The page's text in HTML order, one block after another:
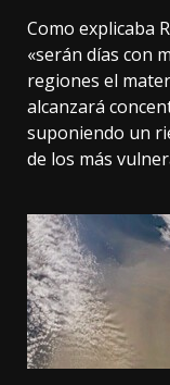
Como explicaba
«serán días con
regiones el
alcanzará
suponiendo un
de los más